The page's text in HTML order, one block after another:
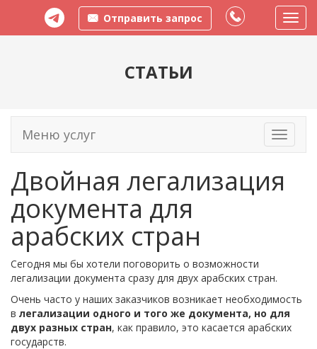
Отправить запрос
меню
СТАТЬИ
Toggle
Меню услуг
Двойная легализация
документа для
арабских стран
Сегодня мы бы хотели поговорить о возможности
легализации документа сразу для двух арабских стран.
Очень часто у наших заказчиков возникает необходимость
в легализации одного и того же документа, но для
двух разных стран, как правило, это касается арабских
государств.